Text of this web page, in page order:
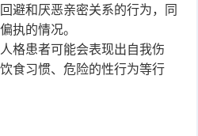
避和厌恶亲密关系的行为，同
执的情况。
格患者可能会表现出自我伤
食习惯、危险的性行为等行